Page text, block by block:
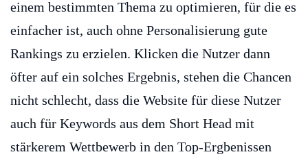
einem bestimmten Thema zu optimieren, für die es
einfacher ist, auch ohne Personalisierung gute
Rankings zu erzielen. Klicken die Nutzer dann
öfter auf ein solches Ergebnis, stehen die Chancen
nicht schlecht, dass die Website für diese Nutzer
auch für Keywords aus dem Short Head mit
stärkerem Wettbewerb in den Top-Ergbenissen